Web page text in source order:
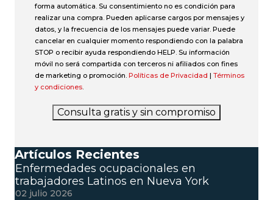
forma automática. Su consentimiento no es condición para
realizar una compra. Pueden aplicarse cargos por mensajes y
datos, y la frecuencia de los mensajes puede variar. Puede
cancelar en cualquier momento respondiendo con la palabra
STOP o recibir ayuda respondiendo HELP. Su información
móvil no será compartida con terceros ni afiliados con fines
de marketing o promoción. Políticas de Privacidad | Términos
y condiciones.
Consulta gratis y sin compromiso
Artículos Recientes
Enfermedades ocupacionales en
trabajadores Latinos en Nueva York
02 julio 2026